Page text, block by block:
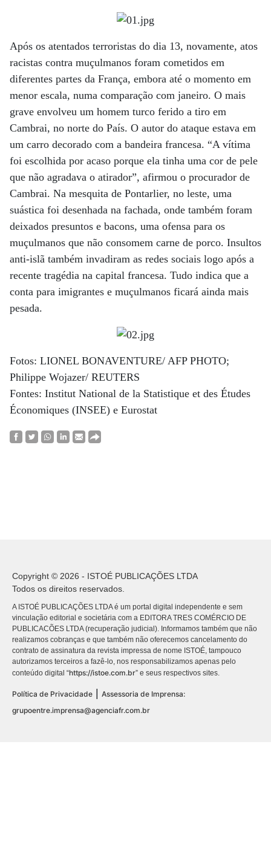
Após os atentados terroristas do dia 13, novamente, atos
racistas contra muçulmanos foram cometidos em
diferentes partes da França, embora até o momento em
menor escala, numa comparação com janeiro. O mais
grave envolveu um homem turco ferido a tiro em
Cambrai, no norte do País. O autor do ataque estava em
um carro decorado com a bandeira francesa. “A vítima
foi escolhida por acaso porque ela tinha uma cor de pele
que não agradava o atirador”, afirmou o procurador de
Cambrai. Na mesquita de Pontarlier, no leste, uma
suástica foi desenhada na fachada, onde também foram
deixados presuntos e bacons, uma ofensa para os
muçulmanos que não consomem carne de porco. Insultos
anti-islã também invadiram as redes sociais logo após a
recente tragédia na capital francesa. Tudo indica que a
conta para imigrantes e muçulmanos ficará ainda mais
pesada.
Fotos: LIONEL BONAVENTURE/ AFP PHOTO;
Philippe Wojazer/ REUTERS
Fontes: Institut National de la Statistique et des Études
Économiques (INSEE) e Eurostat
Copyright © 2026 - ISTOÉ PUBLICAÇÕES LTDA
Todos os direitos reservados.
A ISTOÉ PUBLICAÇÕES LTDA é um portal digital independente e sem
vinculação editorial e societária com a EDITORA TRES COMÉRCIO DE
PUBLICACÕES LTDA (recuperação judicial). Informamos também que não
realizamos cobranças e que também não oferecemos cancelamento do
contrato de assinatura da revista impressa de nome ISTOÉ, tampouco
autorizamos terceiros a fazê-lo, nos responsabilizamos apenas pelo
conteúdo digital “https://istoe.com.br” e seus respectivos sites.
Política de Privacidade
Assessoria de Imprensa:
grupoentre.imprensa@agenciafr.com.br